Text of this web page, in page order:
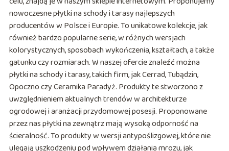
nowoczesne płytki na schody i tarasy najlepszych
producentów w Polsce i Europie. To unikatowe kolekcje, jak
również bardzo popularne serie, w różnych wersjach
kolorystycznych, sposobach wykończenia, kształtach, a także
gatunku czy rozmiarach. W naszej ofercie znaleźć można
płytki na schody i tarasy, takich firm, jak Cerrad, Tubądzin,
Opoczno czy Ceramika Paradyż. Produkty te stworzono z
uwzględnieniem aktualnych trendów w architekturze
ogrodowej i aranżacji przydomowej posesji. Proponowane
przez nas płytki na zewnątrz mają wysoką odporność na
ścieralność. To produkty w wersji antypoślizgowej, które nie
ulegają uszkodzeniu pod wpływem działania mrozu, jak